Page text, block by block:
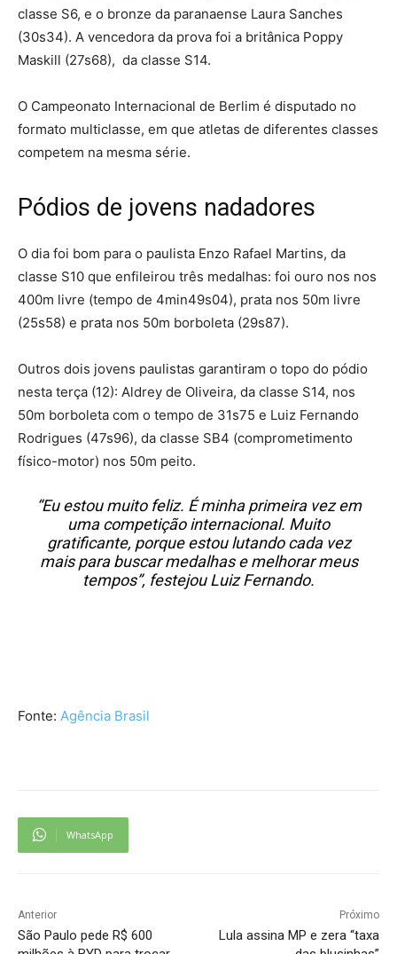
classe S6, e o bronze da paranaense Laura Sanches
(30s34). A vencedora da prova foi a britânica Poppy
Maskill (27s68), da classe S14.
O Campeonato Internacional de Berlim é disputado no
formato multiclasse, em que atletas de diferentes classes
competem na mesma série.
Pódios de jovens nadadores
O dia foi bom para o paulista Enzo Rafael Martins, da
classe S10 que enfileirou três medalhas: foi ouro nos nos
400m livre (tempo de 4min49s04), prata nos 50m livre
(25s58) e prata nos 50m borboleta (29s87).
Outros dois jovens paulistas garantiram o topo do pódio
nesta terça (12): Aldrey de Oliveira, da classe S14, nos
50m borboleta com o tempo de 31s75 e Luiz Fernando
Rodrigues (47s96), da classe SB4 (comprometimento
físico-motor) nos 50m peito.
“Eu estou muito feliz. É minha primeira vez em
uma competição internacional. Muito
gratificante, porque estou lutando cada vez
mais para buscar medalhas e melhorar meus
tempos”, festejou Luiz Fernando.
Fonte: Agência Brasil
WhatsApp
Anterior
São Paulo pede R$ 600
Próximo
Lula assina MP e zera “taxa